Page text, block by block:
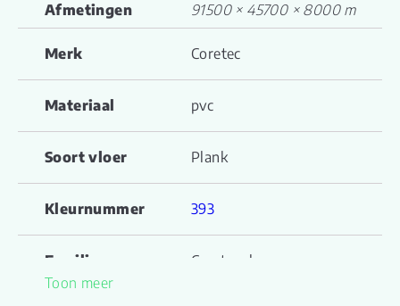
Afmetingen 91500 × 45700 × 8000 m
Merk Coretec
Materiaal pvc
Soort vloer Plank
Kleurnummer 393
Familienaam Ceratouch
Toon meer